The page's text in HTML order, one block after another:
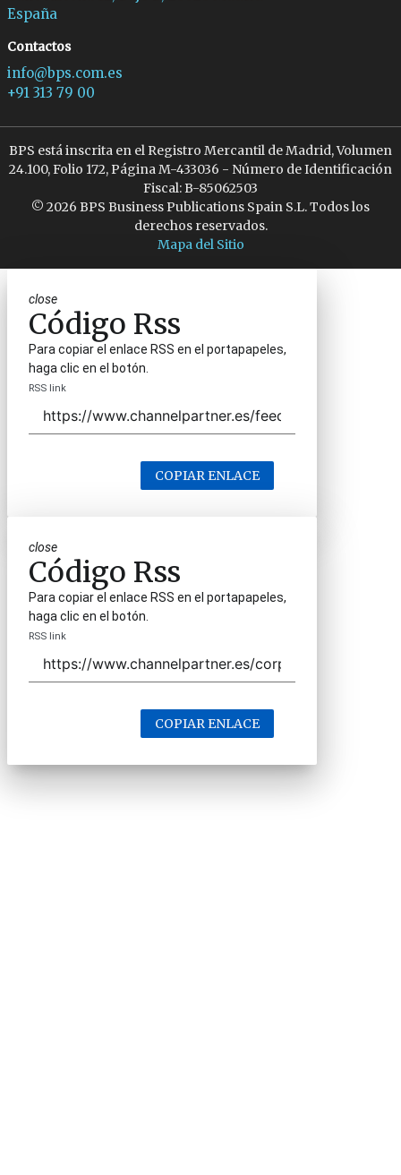
España
Contactos
info@bps.com.es
+91 313 79 00
BPS está inscrita en el Registro Mercantil de Madrid, Volumen
24.100, Folio 172, Página M-433036 - Número de Identificación
Fiscal: B-85062503
© 2026 BPS Business Publications Spain S.L. Todos los
derechos reservados.
Mapa del Sitio
close
Código Rss
Para copiar el enlace RSS en el portapapeles,
haga clic en el botón.
RSS link
COPIAR ENLACE
close
Código Rss
Para copiar el enlace RSS en el portapapeles,
haga clic en el botón.
RSS link
COPIAR ENLACE